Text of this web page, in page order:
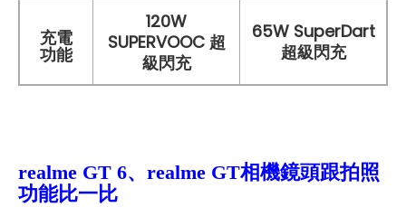
充電
功能
120W
SUPERVOOC 超
級閃充
65W SuperDart
超級閃充
realme GT 6、realme GT相機鏡頭跟拍照
功能比一比